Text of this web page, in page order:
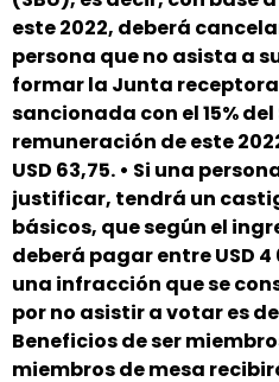
este 2022, deberá
persona que no asista a
formar la Junta
sancionada con el 15% del
remuneración de este
USD 63,75. • Si una
justificar, tendrá un
básicos, que según el
deberá pagar entre USD 4
una infracción que se
por no asistir a votar es del
Beneficios de ser
miembros de mesa